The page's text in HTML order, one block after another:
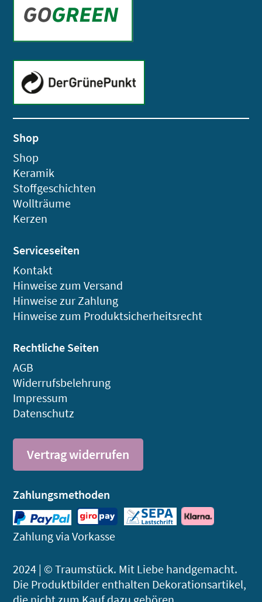
Shop
Shop
Keramik
Stoffgeschichten
Wollträume
Kerzen
Serviceseiten
Kontakt
Hinweise zum Versand
Hinweise zur Zahlung
Hinweise zum Produktsicherheitsrecht
Rechtliche Seiten
AGB
Widerrufsbelehrung
Impressum
Datenschutz
Vertrag widerrufen
Zahlungsmethoden
Zahlung via Vorkasse
2024 | © Traumstück. Mit Liebe handgemacht.
Die Produktbilder enthalten Dekorations­artikel,